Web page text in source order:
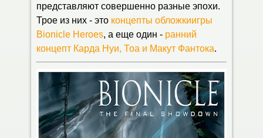
Книги и комиксы на русском
Галерея
Силы
Объекты
Транспорт
представляют совершенно разные эпохи.
Трое из них - это концепты обложкиигры
Bionicle Heroes, а еще один - ранний
концепт Карда Нуи, Тоа и Макут Фантока.